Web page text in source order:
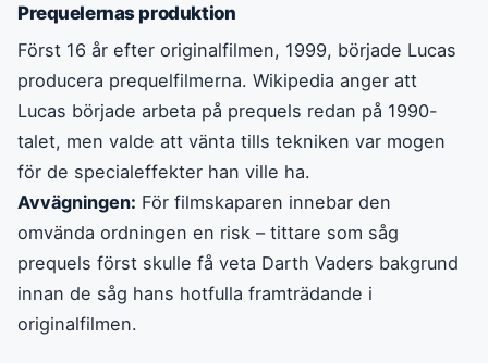
Prequelernas produktion
Först 16 år efter originalfilmen, 1999, började Lucas
producera prequelfilmerna. Wikipedia anger att
Lucas började arbeta på prequels redan på 1990-
talet, men valde att vänta tills tekniken var mogen
för de specialeffekter han ville ha.
Avvägningen: För filmskaparen innebar den
omvända ordningen en risk – tittare som såg
prequels först skulle få veta Darth Vaders bakgrund
innan de såg hans hotfulla framträdande i
originalfilmen.